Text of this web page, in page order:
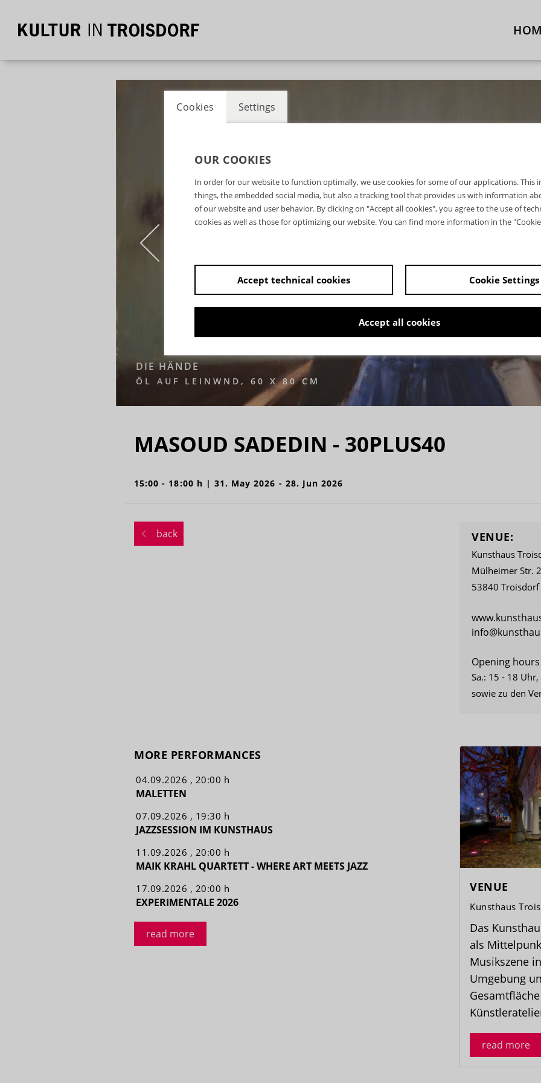
ÖL AUF LEINWND, 60 X 80 CM
DIE HÄNDE
MASOUD SADEDIN - 30PLUS40
15:00 - 18:00 h | 31. May 2026 - 28. Jun 2026
back VENUE:
Kunsthaus
Mülheimer Str.
53840 Troisdorf
Opening hours
Sa.: 15 - 18
sowie zu den
MORE PERFORMANCES
04.09.2026 , 20:00 h
MALETTEN
07.09.2026 , 19:30 h
JAZZSESSION IM KUNSTHAUS
11.09.2026 , 20:00 h
MAIK KRAHL QUARTETT - WHERE ART MEETS JAZZ
17.09.2026 , 20:00 h
EXPERIMENTALE 2026
read more
VENUE
Kunsthaus
Das
als
Musikszene
Umgebung
read more
Cookies Settings
OUR COOKIES
In order for our website to function optimally, we use cookies for some of our applications. This
things, the embedded social media, but also a tracking tool that provides us with information
of our website and user behavior. By clicking on "Accept all cookies", you agree to the use of
cookies as well as those for optimizing our website. You can find more information in the
Accept technical cookies Cookie Settings
Accept all cookies